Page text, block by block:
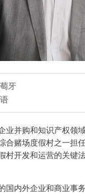
牙
业并购和知识产权领
合赌场度假村之一担
村开发和运营的关键
国内外企业和商业事